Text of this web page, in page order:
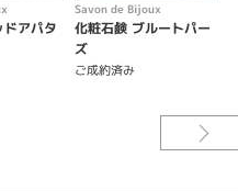
アパタ
Savon de Bijoux
化粧石鹸 ブルートパー
ズ
ご成約済み